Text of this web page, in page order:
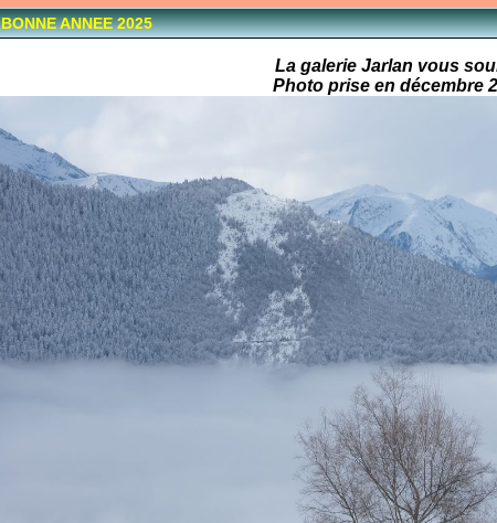
BONNE ANNEE 2025
La galerie Jarlan vous
Photo prise en décembre